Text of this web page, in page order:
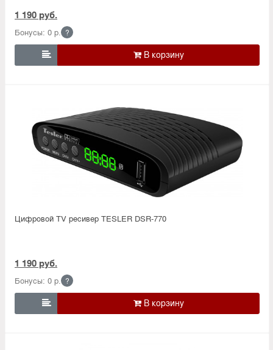
1 190 руб.
Бонусы: 0 р. ?

Цифровой TV ресивер TESLER DSR-770
1 190 руб.
Бонусы: 0 р. ?
